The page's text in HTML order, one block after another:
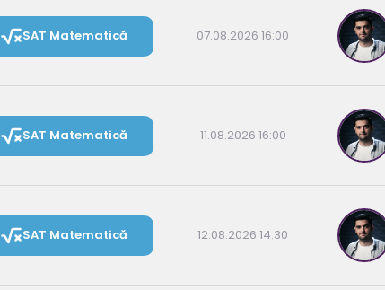
SAT Matematică 07.08.2026 16:00
SAT Matematică 11.08.2026 16:00
SAT Matematică 12.08.2026 14:30